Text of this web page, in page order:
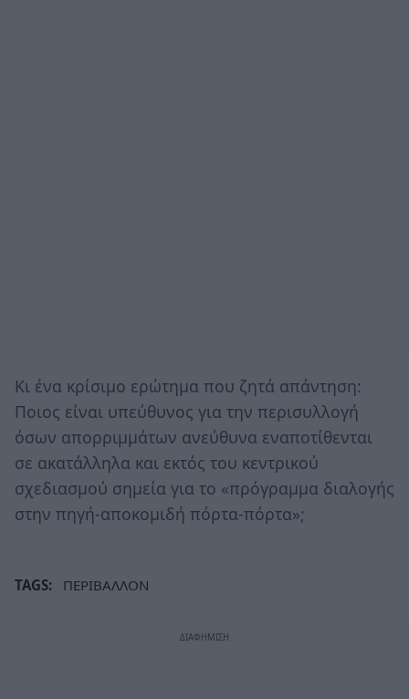
Κι ένα κρίσιμο ερώτημα που ζητά απάντηση:
Ποιος είναι υπεύθυνος για την περισυλλογή
όσων απορριμμάτων ανεύθυνα εναποτίθενται
σε ακατάλληλα και εκτός του κεντρικού
σχεδιασμού σημεία για το «πρόγραμμα διαλογής
στην πηγή-αποκομιδή πόρτα-πόρτα»;
TAGS: ΠΕΡΙΒΑΛΛΟΝ